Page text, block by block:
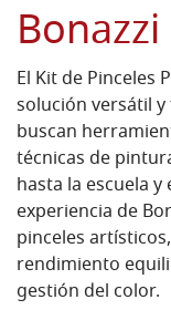
Bonazzi
El Kit de Pinceles
solución versátil
buscan
técnicas de
hasta la escuela y
experiencia de
pinceles
rendimiento
gestión del color.